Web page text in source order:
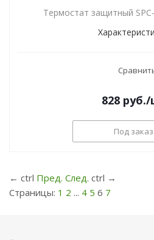
Термостат защитный
828руб./
Под заказ
← ctrl Пред. След. ctrl →
Страницы: 1 2 ... 4 5 6 7